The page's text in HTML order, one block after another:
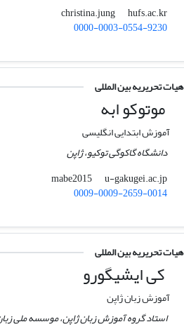
christina.jung
hufs.ac.kr
0000-0003-0554-9230
هیات تحریریه بین المللی
موتوکو ابه
آموزش ابتدایی انگلیسی
دانشگاه گاکوگی توکیو، ژاپن
mabe2015
u-gakugei.ac.jp
0009-0009-2659-0014
هیات تحریریه بین المللی
کی ایشیگورو
آموزش زبان ژاپن
استاد گروه آموزش زبان ژاپن، موسسه ملی